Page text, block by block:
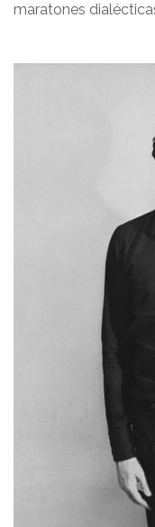
maratones